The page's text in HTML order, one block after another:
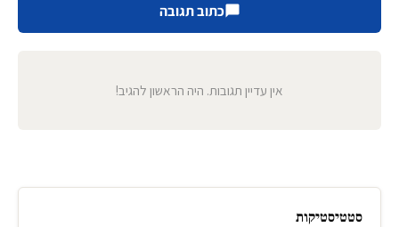
כתוב תגובה
אין עדיין תגובות. היה הראשון להגיב!
סטטיסטיקות